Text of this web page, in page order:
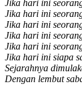
Jika hari ini
Jika hari ini
Jika hari ini
Jika hari ini
Jika hari ini
Jika hari ini siapa
Sejarahnya
Dengan lembut